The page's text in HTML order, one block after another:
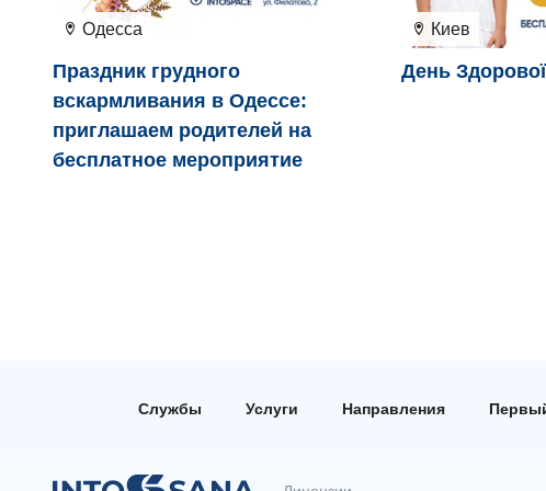
Одесса
Праздник грудного
вскармливания в Одессе:
приглашаем родителей на
бесплатное мероприятие
Киев
День
Службы Услуги Направления